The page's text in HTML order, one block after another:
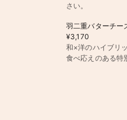
さい。
羽二重バターチー
¥3,170
和×洋のハイブリ
食べ応えのある特